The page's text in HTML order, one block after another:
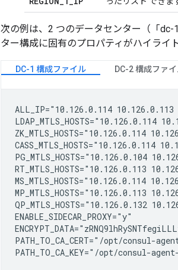
次の例は、2 つのデータセンター（「
ター構成に固有のプロパティがハイライ
DC-1 構成ファイル DC-2 構成ファ
ALL_IP="10.126.0.114
LDAP_MTLS_HOSTS="10.126.0.114
ZK_MTLS_HOSTS="10.126.0.114
PG_MTLS_HOSTS="10.126.0.104
RT_MTLS_HOSTS="10.126.0.113
MS_MTLS_HOSTS="10.126.0.114
MP_MTLS_HOSTS="10.126.0.113
QP_MTLS_HOSTS="10.126.0.132
ENABLE_SIDECAR_PROXY="y"
PATH_TO_CA_CERT="/opt/consul-
PATH_TO_CA_KEY="/opt/consul-